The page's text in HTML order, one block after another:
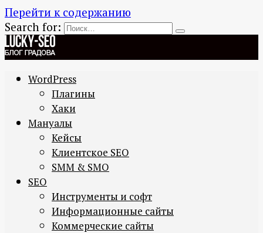
Перейти к содержанию
Search for:
WordPress
Плагины
Хаки
Мануалы
Кейсы
Клиентское SEO
SMM & SMO
SEO
Инструменты и софт
Информационные сайты
Коммерческие сайты